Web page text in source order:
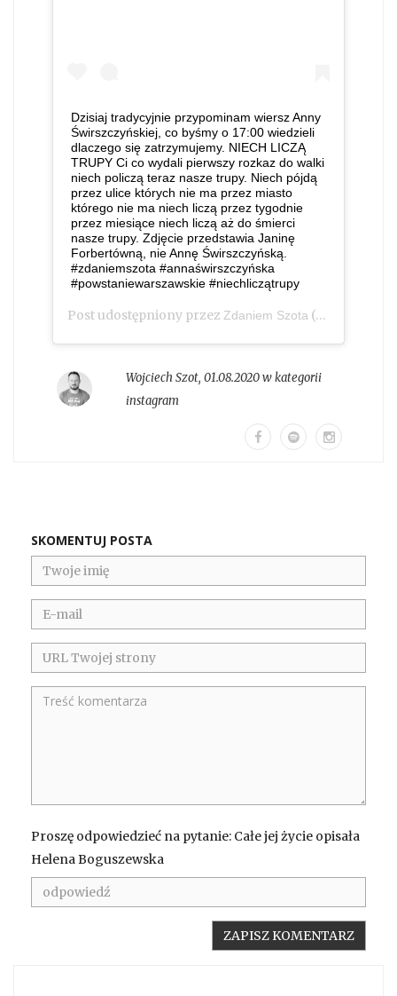
Dzisiaj tradycyjnie przypominam wiersz Anny
Świrszczyńskiej, co byśmy o 17:00 wiedzieli
dlaczego się zatrzymujemy. NIECH LICZĄ
TRUPY Ci co wydali pierwszy rozkaz do walki
niech policzą teraz nasze trupy. Niech pójdą
przez ulice których nie ma przez miasto
którego nie ma niech liczą przez tygodnie
przez miesiące niech liczą aż do śmierci
nasze trupy. Zdjęcie przedstawia Janinę
Forbertówną, nie Annę Świrszczyńską.
#zdaniemszota #annaświrszczyńska
#powstaniewarszawskie #niechliczątrupy
Post udostępniony przez Zdaniem Szota (@zdaniem_szota)
Wojciech Szot, 01.08.2020 w kategorii
instagram
SKOMENTUJ POSTA
Proszę odpowiedzieć na pytanie: Całe jej życie opisała
Helena Boguszewska